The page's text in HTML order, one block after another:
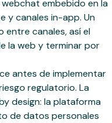
webchat embebido en la
y canales in-app. Un
entre canales, así el
la web y terminar por
antes de implementar
regulatorio. La
design: la plataforma
de datos personales